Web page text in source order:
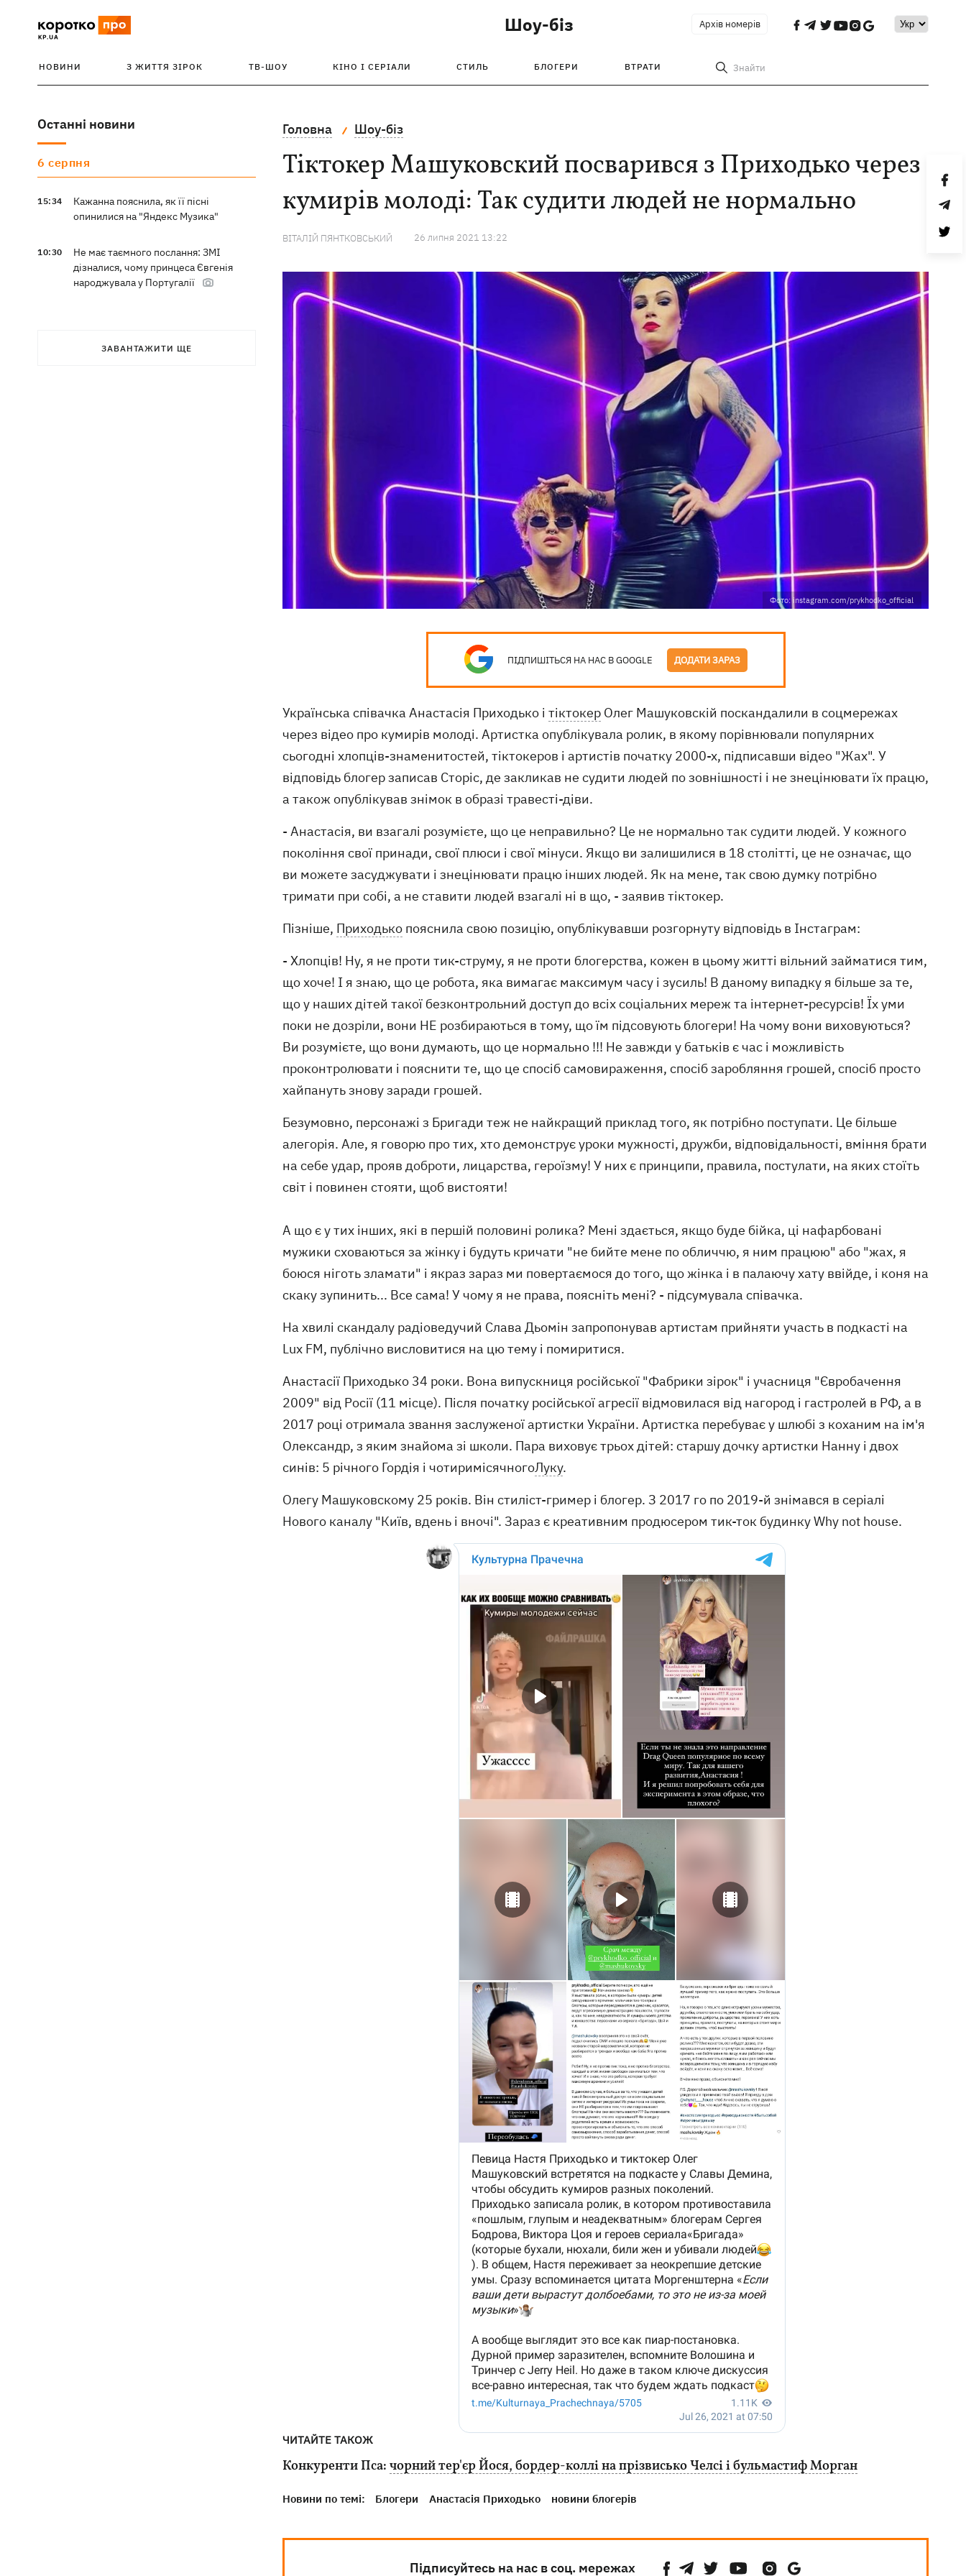
Шоу-біз Архів номерів
НОВИНИ З ЖИТТЯ ЗІРОК ТВ-ШОУ КІНО І СЕРІАЛИ СТИЛЬ БЛОГЕРИ ВТРАТИ Знайти
Останні новини
6 серпня
15:34
Кажанна пояснила, як її пісні
опинилися на "Яндекс Музика"
10:30
Не має таємного послання: ЗМІ
дізналися, чому принцеса Євгенія
народжувала у Португалії
ЗАВАНТАЖИТИ ЩЕ
Головна Шоу-біз
Тіктокер Машуковский посварився з Приходько через
кумирів молоді: Так судити людей не нормально
ВІТАЛІЙ ПЯНТКОВСЬКИЙ 26 липня 2021 13:22
Фото: instagram.com/prykhodko_official
ПІДПИШІТЬСЯ НА НАС В GOOGLE ДОДАТИ ЗАРАЗ
Українська співачка Анастасія Приходько і тіктокер Олег Машуковскій поскандалили в соцмережах
через відео про кумирів молоді. Артистка опублікувала ролик, в якому порівнювали популярних
сьогодні хлопців-знаменитостей, тіктокеров і артистів початку 2000-х, підписавши відео "Жах". У
відповідь блогер записав Сторіс, де закликав не судити людей по зовнішності і не знецінювати їх працю,
а також опублікував знімок в образі травесті-діви.
- Анастасія, ви взагалі розумієте, що це неправильно? Це не нормально так судити людей. У кожного
покоління свої принади, свої плюси і свої мінуси. Якщо ви залишилися в 18 столітті, це не означає, що
ви можете засуджувати і знецінювати працю інших людей. Як на мене, так свою думку потрібно
тримати при собі, а не ставити людей взагалі ні в що, - заявив тіктокер.
Пізніше, Приходько пояснила свою позицію, опублікувавши розгорнуту відповідь в Інстаграм:
- Хлопців! Ну, я не проти тик-струму, я не проти блогерства, кожен в цьому житті вільний займатися тим,
що хоче! І я знаю, що це робота, яка вимагає максимум часу і зусиль! В даному випадку я більше за те,
що у наших дітей такої безконтрольний доступ до всіх соціальних мереж та інтернет-ресурсів! Їх уми
поки не дозріли, вони НЕ розбираються в тому, що їм підсовують блогери! На чому вони виховуються?
Ви розумієте, що вони думають, що це нормально !!! Не завжди у батьків є час і можливість
проконтролювати і пояснити те, що це спосіб самовираження, спосіб заробляння грошей, спосіб просто
хайпануть знову заради грошей.
Безумовно, персонажі з Бригади теж не найкращий приклад того, як потрібно поступати. Це більше
алегорія. Але, я говорю про тих, хто демонструє уроки мужності, дружби, відповідальності, вміння брати
на себе удар, прояв доброти, лицарства, героїзму! У них є принципи, правила, постулати, на яких стоїть
світ і повинен стояти, щоб вистояти!
А що є у тих інших, які в першій половині ролика? Мені здається, якщо буде бійка, ці нафарбовані
мужики сховаються за жінку і будуть кричати "не бийте мене по обличчю, я ним працюю" або "жах, я
боюся ніготь зламати" і якраз зараз ми повертаємося до того, що жінка і в палаючу хату ввійде, і коня на
скаку зупинить... Все сама! У чому я не права, поясніть мені? - підсумувала співачка.
На хвилі скандалу радіоведучий Слава Дьомін запропонував артистам прийняти участь в подкасті на
Lux FM, публічно висловитися на цю тему і помиритися.
Анастасії Приходько 34 роки. Вона випускниця російської "Фабрики зірок" і учасниця "Євробачення
2009" від Росії (11 місце). Після початку російської агресії відмовилася від нагород і гастролей в РФ, а в
2017 році отримала звання заслуженої артистки України. Артистка перебуває у шлюбі з коханим на ім'я
Олександр, з яким знайома зі школи. Пара виховує трьох дітей: старшу дочку артистки Нанну і двох
синів: 5 річного Гордія і чотиримісячногоЛуку.
Олегу Машуковскому 25 років. Він стиліст-гример і блогер. З 2017 го по 2019-й знімався в серіалі
Нового каналу "Київ, вдень і вночі". Зараз є креативним продюсером тик-ток будинку Why not house.
ЧИТАЙТЕ ТАКОЖ
Конкуренти Пса: чорний тер'єр Йося, бордер-коллі на прізвисько Челсі і бульмастиф Морган
Новини по темі: Блогери Анастасія Приходько новини блогерів
Підписуйтесь на нас в соц. мережах